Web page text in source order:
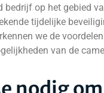
bedrijf op het gebied
tijdelijke
we de
van de